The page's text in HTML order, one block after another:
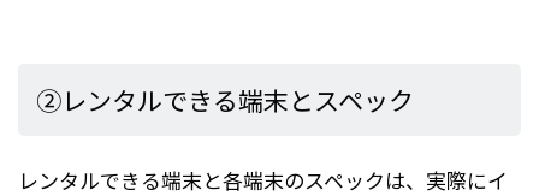
②レンタルできる端末とスペック
レンタルできる端末と各端末のスペックは、実際にイ